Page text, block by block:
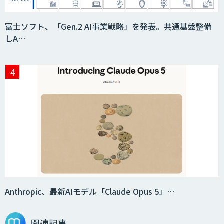
富士ソフト、「Gen.2 AI事業戦略」を発表。共通基盤整備
しA…
Anthropic、最新AIモデル「Claude Opus 5」…